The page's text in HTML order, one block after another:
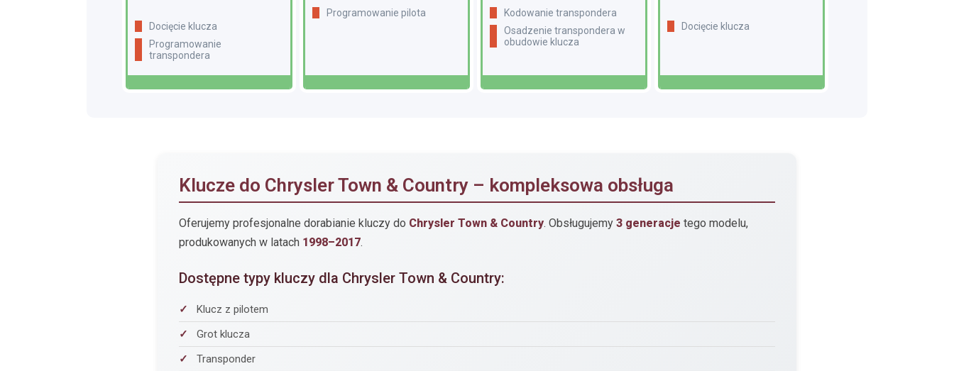
docięcie klucza
programowanie
transpondera
Programowanie pilota
Kodowanie transpondera
Osadzenie transpondera w
obudowie klucza
Docięcie klucza
Klucze do Chrysler Town & Country – kompleksowa obsługa
Oferujemy profesjonalne dorabianie kluczy do Chrysler Town & Country. Obsługujemy 3 generacje tego modelu,
produkowanych w latach 1998–2017.
Dostępne typy kluczy dla Chrysler Town & Country:
Klucz z pilotem
Grot klucza
Transponder